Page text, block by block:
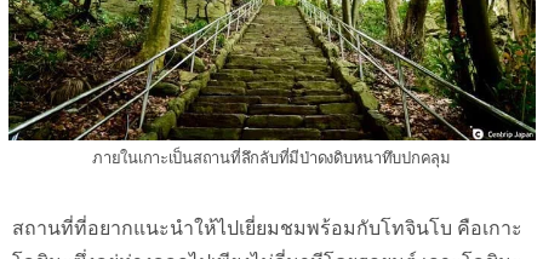
ภายในเกาะเป็นสถานที่ลึกลับที่มีป่าดงดิบหนาทึบปกคลุม
สถานที่ที่อยากแนะนำให้ไปเยี่ยมชมพร้อมกับโทจินโบ คือเกาะ